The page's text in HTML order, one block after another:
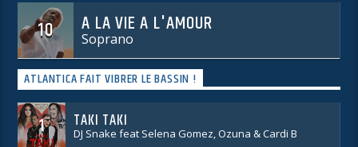
10 A LA VIE A L'AMOUR
Soprano
ATLANTICA FAIT VIBRER LE BASSIN !
1 TAKI TAKI
DJ Snake feat Selena Gomez, Ozuna & Cardi B